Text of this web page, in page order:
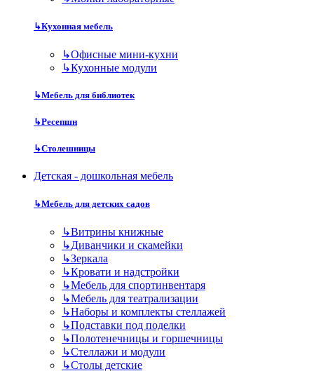
↳Кухонная мебель
↳Офисные мини-кухни
↳Кухонные модули
↳Мебель для библиотек
↳Ресепшн
↳Столешницы
Детская - дошкольная мебель
↳Мебель для детских садов
↳Витрины книжные
↳Диванчики и скамейки
↳Зеркала
↳Кровати и надстройки
↳Мебель для спортинвентаря
↳Мебель для театрализации
↳Наборы и комплекты стеллажей
↳Подставки под поделки
↳Полотенечницы и горшечницы
↳Стеллажи и модули
↳Столы детские